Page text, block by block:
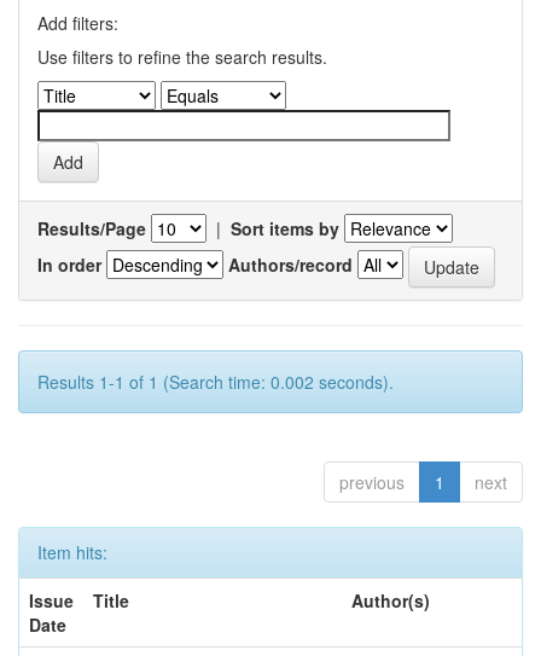
Add filters:
Use filters to refine the search results.
Results/Page | Sort items by
In order
Authors/record
Results 1-1 of 1 (Search time: 0.002 seconds).
previous 1 next
Item hits:
Issue
Date
Title Author(s)